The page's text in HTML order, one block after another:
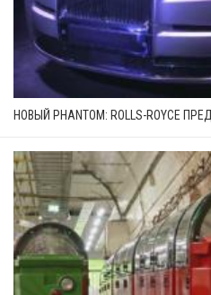
НОВЫЙ PHANTOM: ROLLS-ROYCE